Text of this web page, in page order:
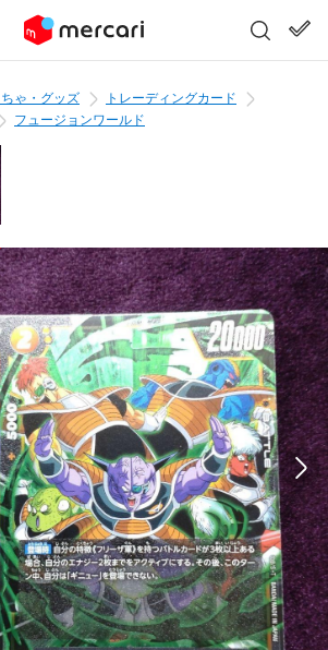
ゃ・グッズ
トレーディングカード
フュージョンワールド